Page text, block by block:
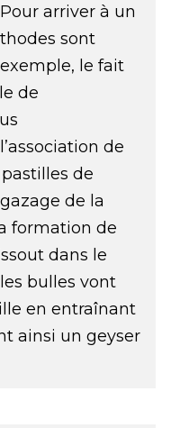
arriver à un
sont
le fait
de
de
de
de la
formation de
dans le
bulles vont
en entraînant
ainsi un geyser